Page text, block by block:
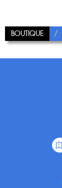
BOUTIQUE